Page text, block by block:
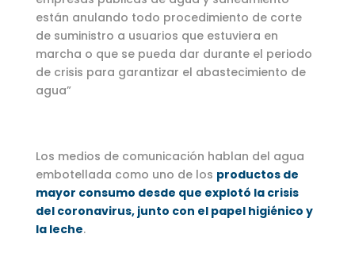
están anulando todo procedimiento de corte
de suministro a usuarios que estuviera en
marcha o que se pueda dar durante el periodo
de crisis para garantizar el abastecimiento de
agua”
Los medios de comunicación hablan del agua
embotellada como uno de los productos de
mayor consumo desde que explotó la crisis
del coronavirus, junto con el papel higiénico y
la leche.